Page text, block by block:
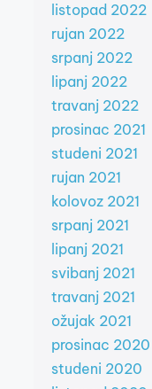
listopad 2022
rujan 2022
srpanj 2022
lipanj 2022
travanj 2022
prosinac 2021
studeni 2021
rujan 2021
kolovoz 2021
srpanj 2021
lipanj 2021
svibanj 2021
travanj 2021
ožujak 2021
prosinac 2020
studeni 2020